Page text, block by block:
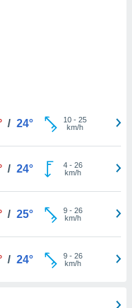
/ 24° 10- 25
km/h
/ 24° 4- 26
km/h
/ 25° 9- 26
km/h
/ 24° 9- 26
km/h